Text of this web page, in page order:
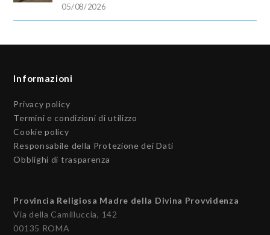
05/08/2026
Informazioni
Privacy policy
Termini e condizioni di utilizzo
Cookie policy
Responsabile della Protezione dei Dati
Obblighi di trasparenza
Provincia Religiosa Madre della Divina Provvidenza
Via della Camilluccia, 142
00135 ROMA